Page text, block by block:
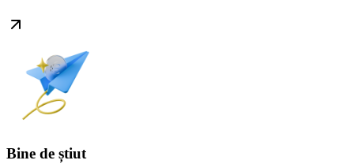
Bine de știut